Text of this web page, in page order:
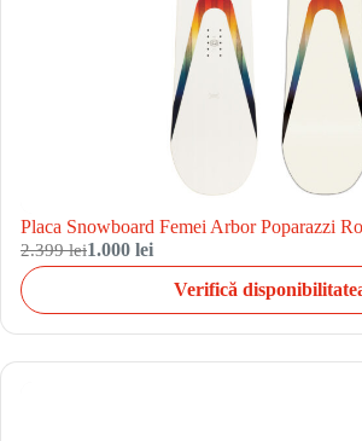
Placa Snowboard Femei Arbor Poparazzi
2.399 lei1.000 lei
Verifică